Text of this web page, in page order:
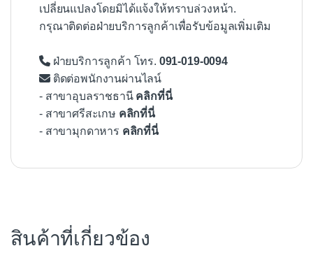
เปลี่ยนแปลงโดยมิได้แจ้งให้ทราบล่วงหน้า.
กรุณาติดต่อฝ่ายบริการลูกค้าเพื่อรับข้อมูลเพิ่มเติม
ฝ่ายบริการลูกค้า โทร. 091-019-0094
ติดต่อพนักงานผ่านไลน์
- สาขาอุบลราชธานี คลิกที่นี่
- สาขาศรีสะเกษ คลิกที่นี่
- สาขามุกดาหาร คลิกที่นี่
สินค้าที่เกี่ยวข้อง